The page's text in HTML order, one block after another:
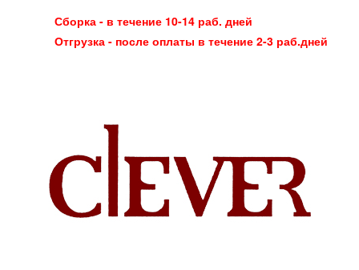
Сборка - в течение 10-14 раб. дней
Отгрузка - после оплаты в течение 2-3 раб.дней